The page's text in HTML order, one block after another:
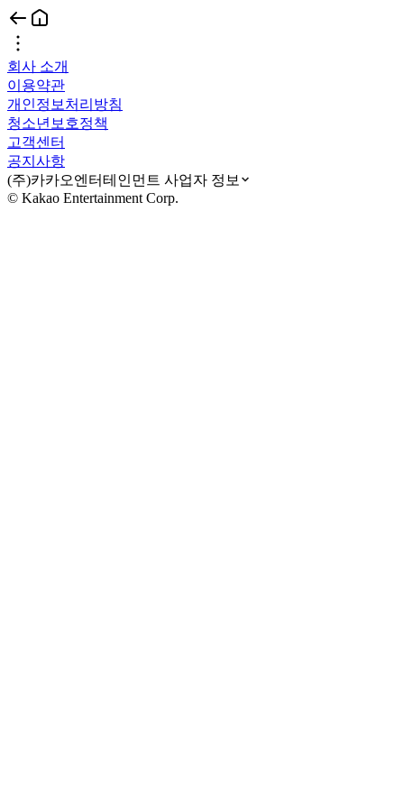
회사 소개
이용약관
개인정보처리방침
청소년보호정책
고객센터
공지사항
(주)카카오엔터테인먼트 사업자 정보
© Kakao Entertainment Corp.